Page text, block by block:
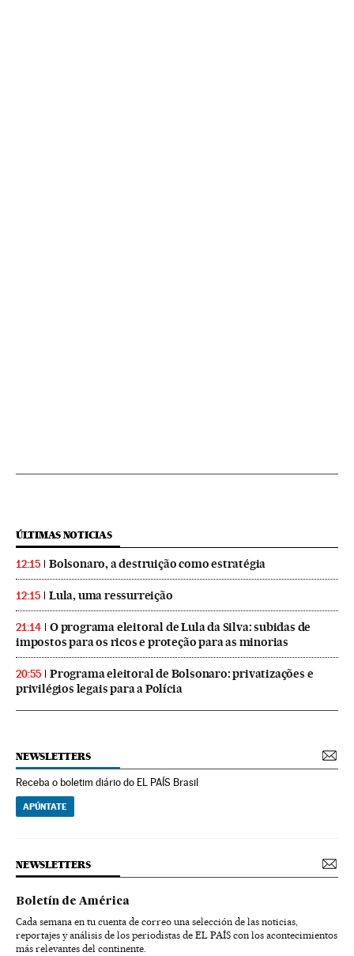
ÚLTIMAS NOTICIAS
12:15 Bolsonaro, a destruição como estratégia
12:15 Lula, uma ressurreição
21:14
O programa eleitoral de Lula da Silva: subidas de
impostos para os ricos e proteção para as minorias
20:55
Programa eleitoral de Bolsonaro: privatizações e
privilégios legais para a Polícia
NEWSLETTERS
Receba o boletim diário do EL PAÍS Brasil
APÚNTATE
NEWSLETTERS
Boletín de América
Cada semana en tu cuenta de correo una selección de las noticias,
reportajes y análisis de los periodistas de EL PAÍS con los acontecimientos
más relevantes del continente.